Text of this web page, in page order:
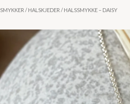
SMYKKER / HALSKJEDER / HALSSMYKKE – DAISY